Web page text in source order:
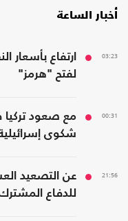
أخبار الساعة
03:23
ارتفاع بأسعار
لفتح "هرمز"
00:31
مع صعود
شكوى
21:56
عن التصعيد
للدفاع